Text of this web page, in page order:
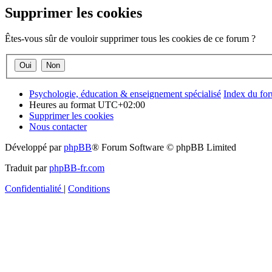
Supprimer les cookies
Êtes-vous sûr de vouloir supprimer tous les cookies de ce forum ?
Psychologie, éducation & enseignement spécialisé Index du
Heures au format UTC+02:00
Supprimer les cookies
Nous contacter
Développé parphpBB® Forum Software © phpBB Limited
Traduit parphpBB-fr.com
Confidentialité | Conditions